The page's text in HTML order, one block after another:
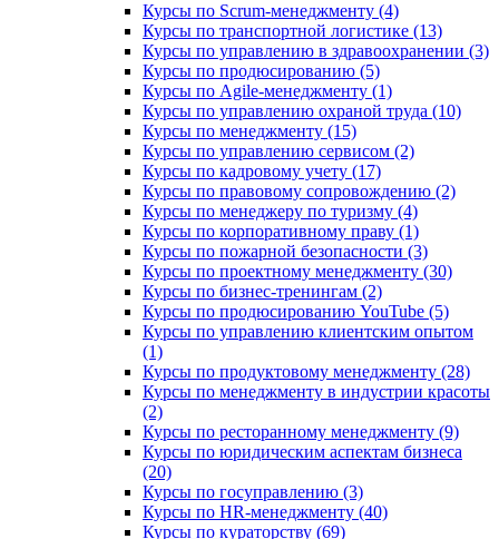
Курсы по Scrum-менеджменту (4)
Курсы по транспортной логистике (13)
Курсы по управлению в здравоохранении (3)
Курсы по продюсированию (5)
Курсы по Agile-менеджменту (1)
Курсы по управлению охраной труда (10)
Курсы по менеджменту (15)
Курсы по управлению сервисом (2)
Курсы по кадровому учету (17)
Курсы по правовому сопровождению (2)
Курсы по менеджеру по туризму (4)
Курсы по корпоративному праву (1)
Курсы по пожарной безопасности (3)
Курсы по проектному менеджменту (30)
Курсы по бизнес-тренингам (2)
Курсы по продюсированию YouTube (5)
Курсы по управлению клиентским опытом
(1)
Курсы по продуктовому менеджменту (28)
Курсы по менеджменту в индустрии красоты
(2)
Курсы по ресторанному менеджменту (9)
Курсы по юридическим аспектам бизнеса
(20)
Курсы по госуправлению (3)
Курсы по HR-менеджменту (40)
Курсы по кураторству (69)